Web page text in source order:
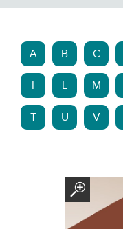
A B C
L M
T U V